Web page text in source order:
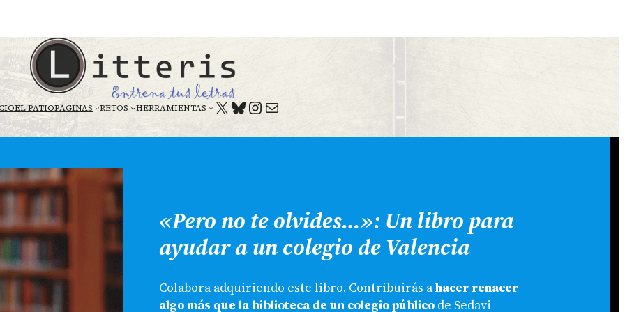
EL PATIOPÁGINAS RETOS HERRAMIENTAS X BLUESKY
HTTPS://WWW.INSTAGRAM.COM/LITTERISWEB/
CORREO ELECTRÓNICO
«Pero no te olvides…»: Un libro para
ayudar a un colegio de Valencia
Colabora adquiriendo este libro. Contribuirás ahacer renacer
algo más que la biblioteca de un colegio públicode Sedavi